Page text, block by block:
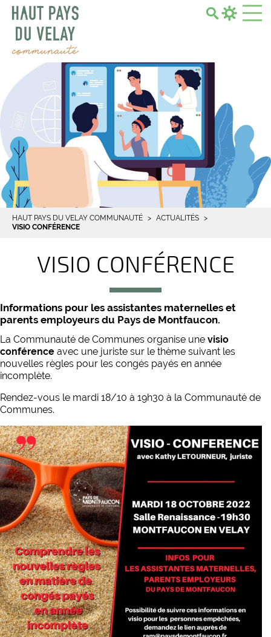
HAUT PAYS DU VELAY COMMUNAUTÉ
ACTUALITÉS
VISIO CONFÉRENCE
VISIO CONFÉRENCE
Informations pour les assistantes maternelles et
parents employeurs du Pays de Montfaucon.
La Communauté de Communes organise une visio
conférence avec une juriste sur le thème suivant les
nouvelles règles pour les congés payés en année
incomplète.
Rendez-vous le mardi 18/10 à 19h30 à la Communauté de
Communes.